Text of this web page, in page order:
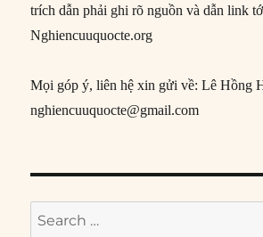
trích dẫn phải ghi rõ nguồn và dẫn link
Nghiencuuquocte.org
Mọi góp ý, liên hệ xin gửi về: Lê Hồng
nghiencuuquocte@gmail.com
Search